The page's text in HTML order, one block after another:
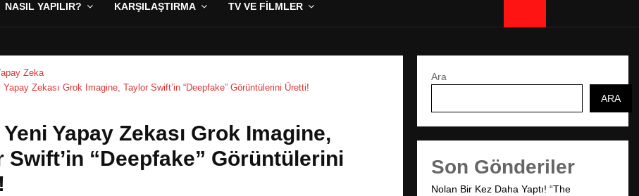
NASIL YAPILIR? KARŞILAŞTIRMA TV VE FILMLER
Zeka
Yapay Zekası Grok Imagine, Taylor Swift’in “Deepfake” Görüntülerini Üretti!
Yeni Yapay Zekası Grok Imagine,
Swift’in “Deepfake” Görüntülerini
Ara
ARA
Son Gönderiler
Nolan Bir Kez Daha Yaptı! “The